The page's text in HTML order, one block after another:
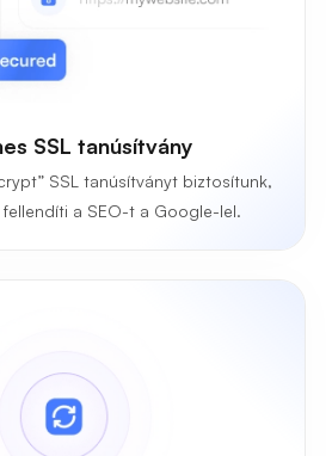
SSL tanúsítvány
SSL tanúsítványt biztosítunk,
fellendíti a SEO-t a Google-lel.